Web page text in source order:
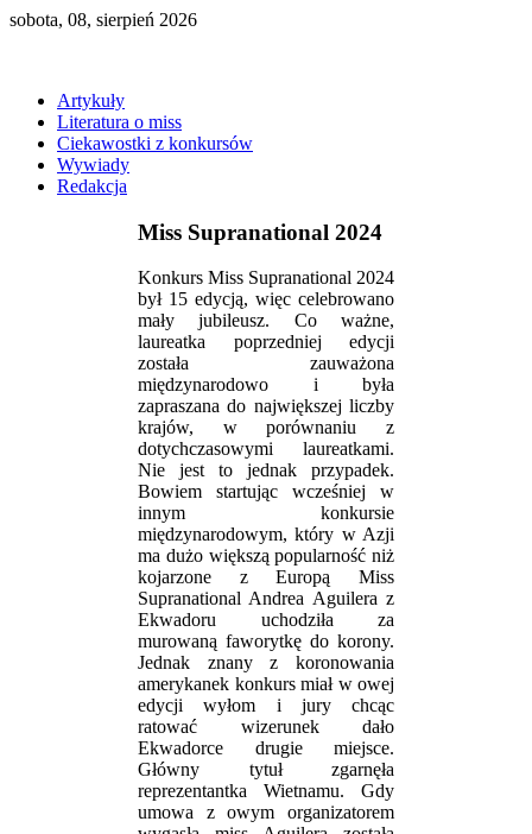
sobota, 08, sierpień 2026
Artykuły
Literatura o miss
Ciekawostki z konkursów
Wywiady
Redakcja
Miss Supranational 2024
Konkurs Miss Supranational 2024
był 15 edycją, więc celebrowano
mały jubileusz. Co ważne,
laureatka poprzedniej edycji
została zauważona
międzynarodowo i była
zapraszana do największej liczby
krajów, w porównaniu z
dotychczasowymi laureatkami.
Nie jest to jednak przypadek.
Bowiem startując wcześniej w
innym konkursie
międzynarodowym, który w Azji
ma dużo większą popularność niż
kojarzone z Europą Miss
Supranational Andrea Aguilera z
Ekwadoru uchodziła za
murowaną faworytkę do korony.
Jednak znany z koronowania
amerykanek konkurs miał w owej
edycji wyłom i jury chcąc
ratować wizerunek dało
Ekwadorce drugie miejsce.
Główny tytuł zgarnęła
reprezentantka Wietnamu. Gdy
umowa z owym organizatorem